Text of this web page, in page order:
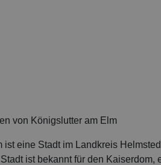
von Königslutter am Elm
ist eine Stadt im Landkreis
ist bekannt für den